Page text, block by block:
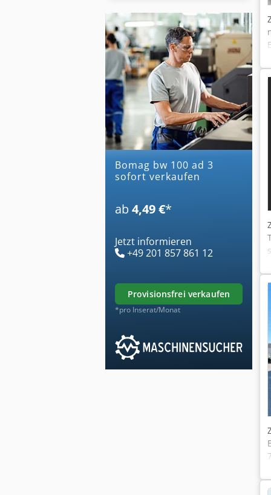
bomag bw 100 ad 3
sofort verkaufen
ab 4,49 €*
Jetzt informieren
+49 201 857 861 12
provisionsfrei verkaufen
*pro Inserat/Monat